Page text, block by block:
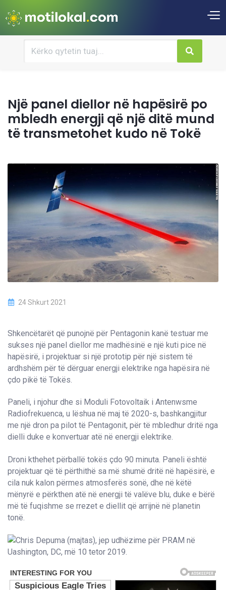
Një panel diellor në hapësirë po
mbledh energji që një ditë mund
të transmetohet kudo në Tokë
24 Shkurt 2021
Shkencëtarët që punojnë për Pentagonin kanë testuar me
sukses një panel diellor me madhësinë e një kuti pice në
hapësirë, i projektuar si një prototip për një sistem të
ardhshëm për të dërguar energji elektrike nga hapësira në
çdo pikë të Tokës.
Paneli, i njohur dhe si Moduli Fotovoltaik i Antenwsme
Radiofrekuenca, u lëshua në maj të 2020-s, bashkangjitur
me një dron pa pilot të Pentagonit, për të mbledhur dritë nga
dielli duke e konvertuar atë në energji elektrike.
Droni kthehet përballë tokës çdo 90 minuta. Paneli është
projektuar që të përthithë sa më shumë dritë në hapësirë, e
cila nuk kalon përmes atmosferës sonë, dhe në këtë
mënyrë e përkthen atë në energji të valëve blu, duke e bërë
më të fuqishme se rrezet e diellit që arrijnë në planetin
tonë.